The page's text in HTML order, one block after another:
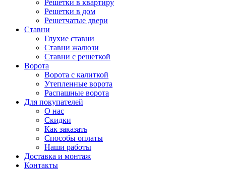
Решетки в квартиру
Решетки в дом
Решетчатые двери
Ставни
Глухие ставни
Ставни жалюзи
Ставни с решеткой
Ворота
Ворота с калиткой
Утепленные ворота
Распашные ворота
Для покупателей
О нас
Скидки
Как заказать
Способы оплаты
Наши работы
Доставка и монтаж
Контакты